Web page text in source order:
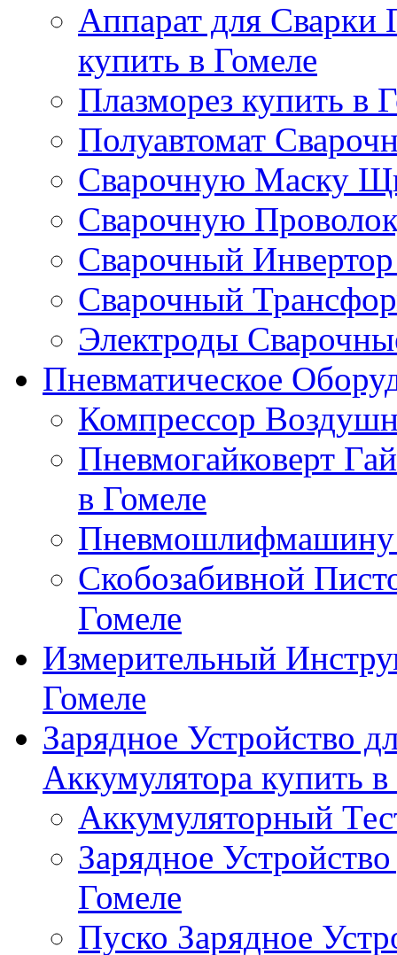
Аппарат для
купить в Гомеле
Плазморез купить в
Полуавтомат
Сварочную Маску
Сварочную
Сварочный
Сварочный
Электроды
Пневматическое
Компрессор
Пневмогайковерт
в Гомеле
Пневмошлифмашину
Скобозабивной
Гомеле
Измерительный
Гомеле
Зарядное Устройство
Аккумулятора купить
Аккумуляторный
Зарядное
Гомеле
Пуско Зарядное